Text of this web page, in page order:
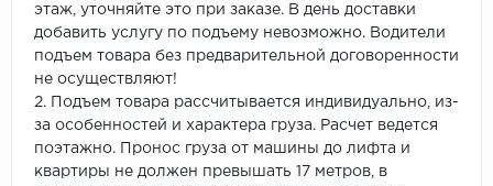
этаж, уточняйте это при заказе. В день доставки
добавить услугу по подъему невозможно. Водители
подъем товара без предварительной договоренности
не осуществляют!
2. Подъем товара рассчитывается индивидуально, из-
за особенностей и характера груза. Расчет ведется
поэтажно. Пронос груза от машины до лифта и
квартиры не должен превышать 17 метров, в